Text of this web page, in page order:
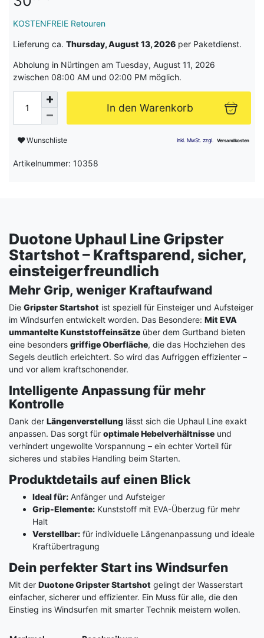
KOSTENFREIE Retouren
Lieferung ca. Thursday, August 13, 2026 per Paketdienst.
Abholung in Nürtingen am Tuesday, August 11, 2026
zwischen 08:00 AM und 02:00 PM möglich.
In den Warenkorb
Wunschliste
Artikelnummer: 10358
Duotone Uphaul Line Gripster
Startshot – Kraftsparend, sicher,
einsteigerfreundlich
Mehr Grip, weniger Kraftaufwand
Die Gripster Startshot ist speziell für Einsteiger und Aufsteiger
im Windsurfen entwickelt worden. Das Besondere: Mit EVA
ummantelte Kunststoffeinsätze über dem Gurtband bieten
eine besonders griffige Oberfläche, die das Hochziehen des
Segels deutlich erleichtert. So wird das Aufriggen effizienter –
und vor allem kraftschonender.
Intelligente Anpassung für mehr
Kontrolle
Dank der Längenverstellung lässt sich die Uphaul Line exakt
anpassen. Das sorgt für optimale Hebelverhältnisse und
verhindert ungewollte Vorspannung – ein echter Vorteil für
sicheres und stabiles Handling beim Starten.
Produktdetails auf einen Blick
Ideal für: Anfänger und Aufsteiger
Grip-Elemente: Kunststoff mit EVA-Überzug für mehr
Halt
Verstellbar: für individuelle Längenanpassung und ideale
Kraftübertragung
Dein perfekter Start ins Windsurfen
Mit der Duotone Gripster Startshot gelingt der Wasserstart
einfacher, sicherer und effizienter. Ein Muss für alle, die den
Einstieg ins Windsurfen mit smarter Technik meistern wollen.